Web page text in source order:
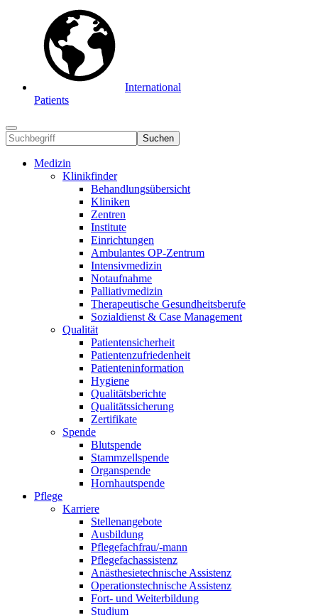
International
Patients
Suchen
Medizin
Klinikfinder
Behandlungsübersicht
Kliniken
Zentren
Institute
Einrichtungen
Ambulantes OP-Zentrum
Intensivmedizin
Notaufnahme
Palliativmedizin
Therapeutische Gesundheitsberufe
Sozialdienst & Case Management
Qualität
Patientensicherheit
Patientenzufriedenheit
Patienteninformation
Hygiene
Qualitätsberichte
Qualitätssicherung
Zertifikate
Spende
Blutspende
Stammzellspende
Organspende
Hornhautspende
Pflege
Karriere
Stellenangebote
Ausbildung
Pflegefachfrau/-mann
Pflegefachassistenz
Anästhesietechnische Assistenz
Operationstechnische Assistenz
Fort- und Weiterbildung
Studium